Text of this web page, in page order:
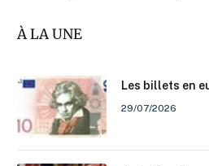
À LA UNE
Les billets en
29/07/2026